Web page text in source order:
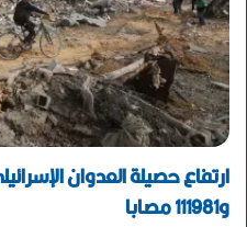
و111981 مصابا